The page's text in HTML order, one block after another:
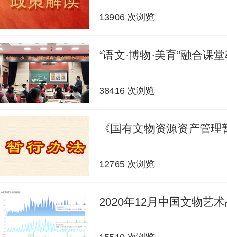
13906 次浏览
“语文·博物·美育”融合课
38416 次浏览
《国有文物资源资产管
12765 次浏览
2020年12月中国文物艺